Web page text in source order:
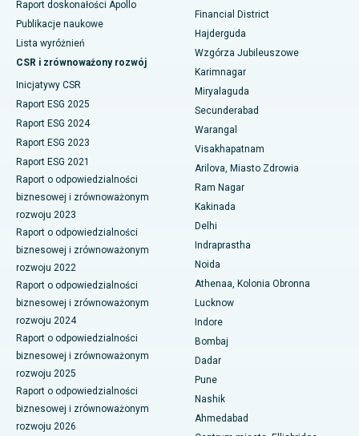
Najlepszy szpital w DRDO, Hajdarabad
Najlepszy szpital przy GS Road w Guwahati
Najlepszy szpital w Hajdarabadzie
Najlepszy szpital w Vijay Nagar, Indore
Najlepszy szpital przy Suryaraopeta Main Road, Kakinada
Najlepszy szpital przy Canal Circular Road w Kalkucie
Najlepszy szpital w dzielnicy biznesowej Belapur, Navi Mumbai
Najlepszy szpital w Panchavati, Nashik
Najlepszy szpital w Secunderabad, Hajdarabad
Najlepszy szpital w Seshadripuram, Bangalore
Najlepszy szpital przy Waltair Main Road, Visakhapatnam
Najlepszy szpital na Subhash Nagar Road, Karimnagar
Najlepszy szpital w Managari, Karaikudi
Najlepszy szpital w Arepally, Warangal
Polipektomia
Głęboka stymulacja mózgu
Dializa otrzewnowa
Biopsja nerki
Paratyroidektomia
Chirurgia cytoredukcyjna
Ceramiczna całkowita wymiana stawu kolanowego
ERCP
Raport doskonałości Apollo
Publikacje naukowe
Lista wyróżnień
CSR i zrównoważony rozwój
Inicjatywy CSR
Raport ESG 2025
Raport ESG 2024
Raport ESG 2023
Raport ESG 2021
Raport o odpowiedzialności
biznesowej i zrównoważonym
rozwoju 2023
Raport o odpowiedzialności
biznesowej i zrównoważonym
rozwoju 2022
Raport o odpowiedzialności
biznesowej i zrównoważonym
rozwoju 2024
Raport o odpowiedzialności
biznesowej i zrównoważonym
rozwoju 2025
Raport o odpowiedzialności
biznesowej i zrównoważonym
rozwoju 2026
Financial District
Hajderguda
Wzgórza Jubileuszowe
Karimnagar
Miryalaguda
Secunderabad
Warangal
Visakhapatnam
Arilova, Miasto Zdrowia
Ram Nagar
Kakinada
Delhi
Indraprastha
Noida
Athenaa, Kolonia Obronna
Lucknow
Indore
Bombaj
Dadar
Pune
Nashik
Ahmedabad